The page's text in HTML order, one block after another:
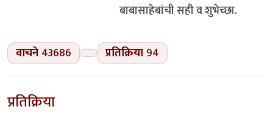
बाबासाहेबांची सही व शुभेच्छा.
वाचने 43686 प्रतिक्रिया 94
प्रतिक्रिया